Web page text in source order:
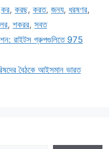
কর,করছ,করত,জনয, ধরষণর,
, শকরর, সবত
রাইটস গ্রুপগুলিতে 975
বৈঠকে আইসমান ভারত